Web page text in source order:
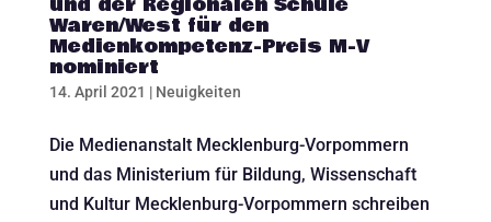
Waren/West für den
Medienkompetenz-Preis M-V
nominiert
14. April 2021 | Neuigkeiten
Die Medienanstalt Mecklenburg-Vorpommern
und das Ministerium für Bildung, Wissenschaft
und Kultur Mecklenburg-Vorpommern schreiben